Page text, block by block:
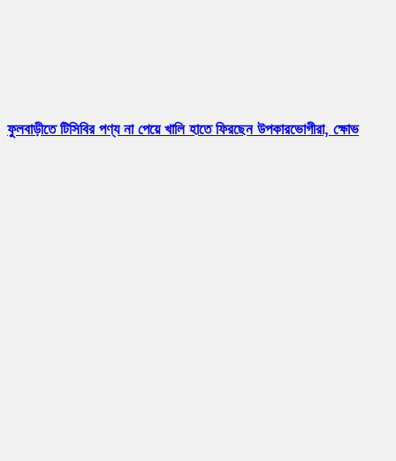
ফুলবাড়ীতে টিসিবির পণ্য না পেয়ে খালি হাতে ফিরছেন উপকারভোগীরা, ক্ষোভ